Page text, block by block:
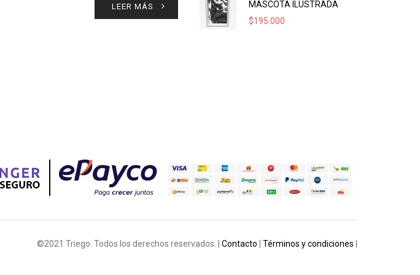
LEER MÁS
MASCOTA ILUSTRADA
$195.000
©2021 Triego. Todos los derechos reservados. | Contacto Términos y condiciones